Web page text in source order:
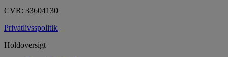
CVR: 33604130
Privatlivsspolitik
Holdoversigt